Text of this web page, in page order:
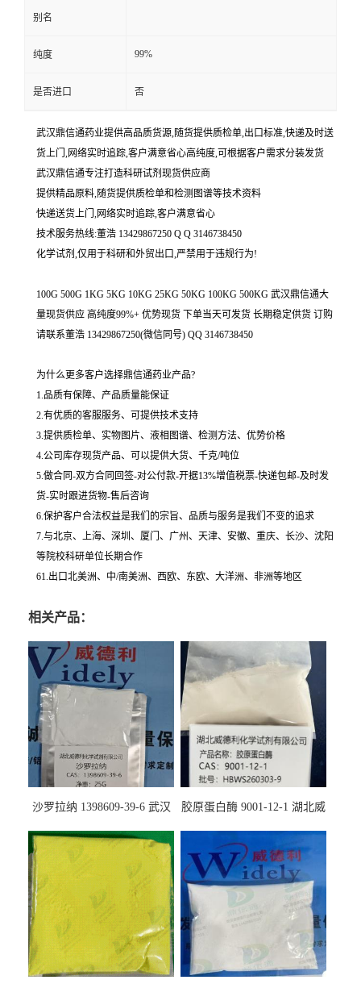
别名
纯度 99%
是否进口 否
武汉鼎信通药业提供高品质货源,随货提供质检单,出口标准,快递及时送
货上门,网络实时追踪,客户满意省心高纯度,可根据客户需求分装发货
武汉鼎信通专注打造科研试剂现货供应商
提供精品原料,随货提供质检单和检测图谱等技术资料
快递送货上门,网络实时追踪,客户满意省心
技术服务热线:董浩 13429867250 Q Q 3146738450
化学试剂,仅用于科研和外贸出口,严禁用于违规行为!
100G 500G 1KG 5KG 10KG 25KG 50KG 100KG 500KG 武汉鼎信通大
量现货供应 高纯度99%+ 优势现货 下单当天可发货 长期稳定供货 订购
请联系董浩 13429867250(微信同号) QQ 3146738450
为什么更多客户选择鼎信通药业产品?
1.品质有保障、产品质量能保证
2.有优质的客服服务、可提供技术支持
3.提供质检单、实物图片、液相图谱、检测方法、优势价格
4.公司库存现货产品、可以提供大货、千克/吨位
5.做合同-双方合同回签-对公付款-开据13%增值税票-快递包邮-及时发
货-实时跟进货物-售后咨询
6.保护客户合法权益是我们的宗旨、品质与服务是我们不变的追求
7.与北京、上海、深圳、厦门、广州、天津、安徽、重庆、长沙、沈阳
等院校科研单位长期合作
61.出口北美洲、中/南美洲、西欧、东欧、大洋洲、非洲等地区
相关产品：
沙罗拉纳 1398609-39-6 武汉
胶原蛋白酶 9001-12-1 湖北威